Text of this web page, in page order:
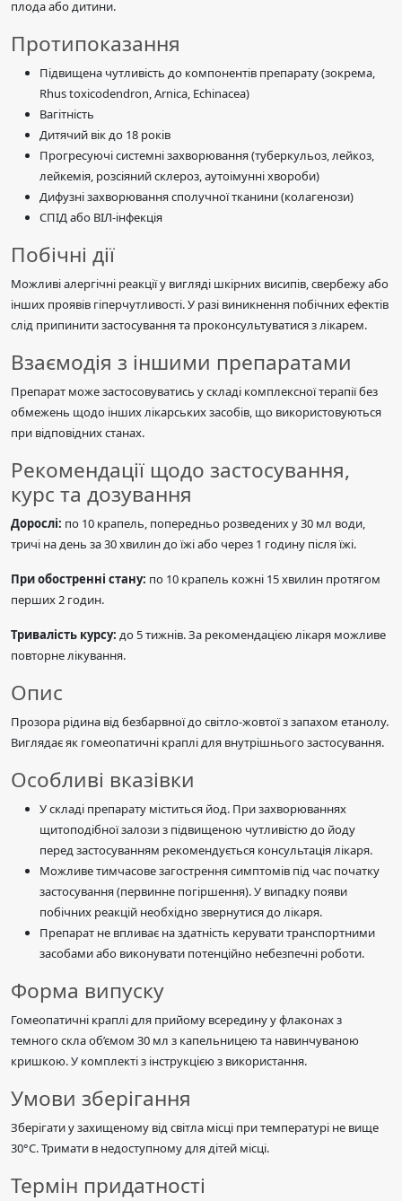
плода або дитини.
Протипоказання
Підвищена чутливість до компонентів препарату (зокрема,
Rhus toxicodendron, Arnica, Echinacea)
Вагітність
Дитячий вік до 18 років
Прогресуючі системні захворювання (туберкульоз, лейкоз,
лейкемія, розсіяний склероз, аутоімунні хвороби)
Дифузні захворювання сполучної тканини (колагенози)
СПІД або ВІЛ-інфекція
Побічні дії
Можливі алергічні реакції у вигляді шкірних висипів, свербежу або
інших проявів гіперчутливості. У разі виникнення побічних ефектів
слід припинити застосування та проконсультуватися з лікарем.
Взаємодія з іншими препаратами
Препарат може застосовуватись у складі комплексної терапії без
обмежень щодо інших лікарських засобів, що використовуються
при відповідних станах.
Рекомендації щодо застосування,
курс та дозування
Дорослі: по 10 крапель, попередньо розведених у 30 мл води,
тричі на день за 30 хвилин до їжі або через 1 годину після їжі.
При обостренні стану: по 10 крапель кожні 15 хвилин протягом
перших 2 годин.
Тривалість курсу: до 5 тижнів. За рекомендацією лікаря можливе
повторне лікування.
Опис
Прозора рідина від безбарвної до світло-жовтої з запахом етанолу.
Виглядає як гомеопатичні краплі для внутрішнього застосування.
Особливі вказівки
У складі препарату міститься йод. При захворюваннях
щитоподібної залози з підвищеною чутливістю до йоду
перед застосуванням рекомендується консультація лікаря.
Можливе тимчасове загострення симптомів під час початку
застосування (первинне погіршення). У випадку появи
побічних реакцій необхідно звернутися до лікаря.
Препарат не впливає на здатність керувати транспортними
засобами або виконувати потенційно небезпечні роботи.
Форма випуску
Гомеопатичні краплі для прийому всередину у флаконах з
темного скла об’ємом 30 мл з капельницею та навинчуваною
кришкою. У комплекті з інструкцією з використання.
Умови зберігання
Зберігати у захищеному від світла місці при температурі не вище
30°C. Тримати в недоступному для дітей місці.
Термін придатності